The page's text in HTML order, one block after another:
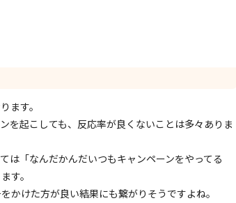
ます。
を起こしても、反応率が良くないことは多々ありま
は「なんだかんだいつもキャンペーンをやってる
す。
かけた方が良い結果にも繋がりそうですよね。